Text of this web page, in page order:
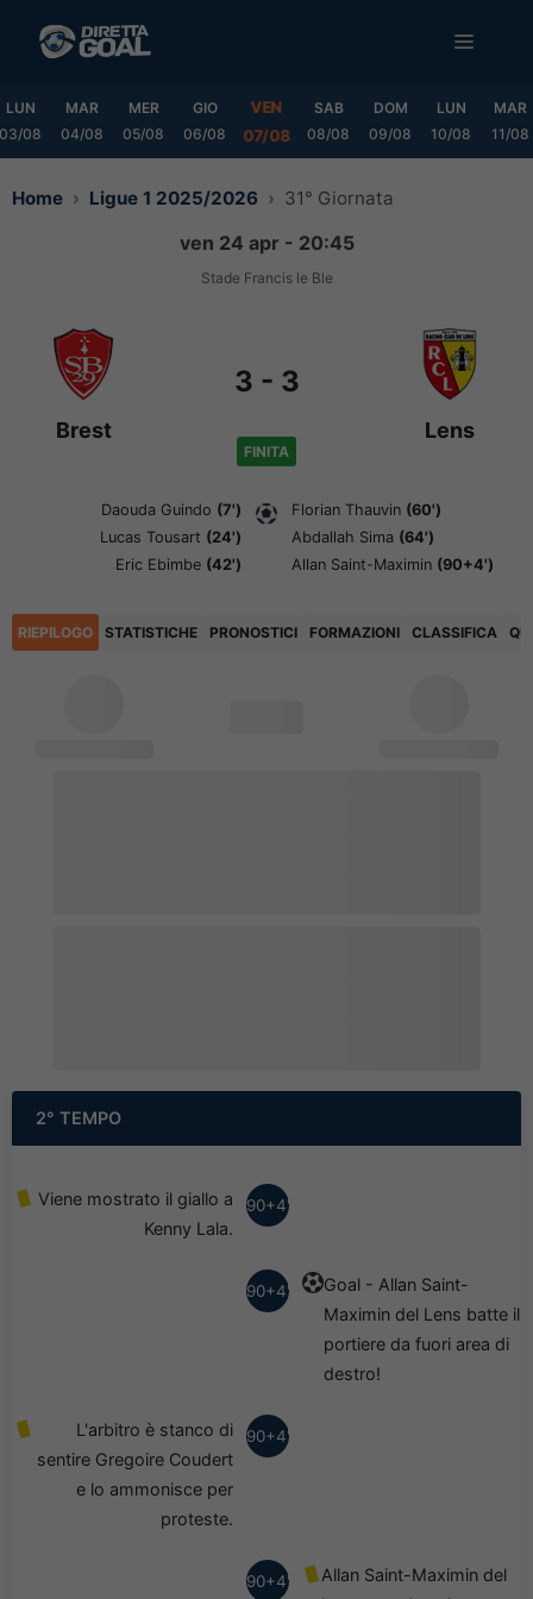
MENU
LUN
03/08
MAR
04/08
MER
05/08
GIO
06/08
VEN
07/08
SAB
08/08
DOM
09/08
LUN
10/08
MAR
11/08
Home Ligue 1 2025/2026 31° Giornata
ven 24 apr - 20:45
Stade Francis le Ble
Brest
3 - 3
FINITA
Lens
Daouda Guindo (7')
Lucas Tousart (24')
Eric Ebimbe (42')
Florian Thauvin (60')
Abdallah Sima (64')
Allan Saint-Maximin (90+4')
RIEPILOGO STATISTICHE PRONOSTICI FORMAZIONI CLASSIFICA
2° TEMPO
90+4'
Viene mostrato il giallo a
Kenny Lala.
90+4'
Goal - Allan Saint-
Maximin del Lens batte il
portiere da fuori area di
destro!
90+4'
L'arbitro è stanco di
sentire Gregoire Coudert
e lo ammonisce per
proteste.
90+4'
Allan Saint-Maximin del